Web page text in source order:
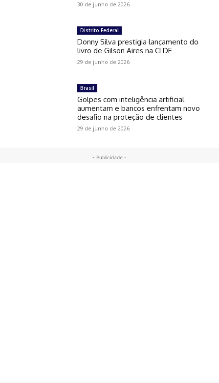
30 de junho de 2026
Distrito Federal
Donny Silva prestigia lançamento do
livro de Gilson Aires na CLDF
29 de junho de 2026
Brasil
Golpes com inteligência artificial
aumentam e bancos enfrentam novo
desafio na proteção de clientes
29 de junho de 2026
- Publicidade -